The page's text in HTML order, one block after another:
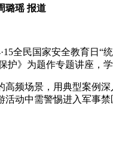
璐瑶 报道
民国家安全教育日“
》为题作专题讲座，
场景，用典型案例深
动中需警惕进入军事